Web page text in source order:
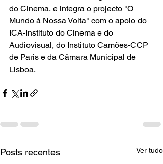
do Cinema, e integra o projecto "O
Mundo à Nossa Volta" com o apoio do
ICA-Instituto do Cinema e do
Audiovisual, do Instituto Camões-CCP
de Paris e da Câmara Municipal de
Lisboa.
Posts recentes Ver tudo